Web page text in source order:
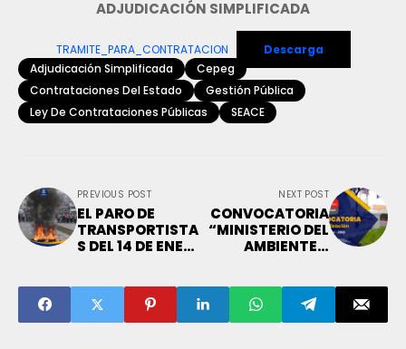
ADJUDICACIÓN SIMPLIFICADA
TRAMITE_PARA_CONTRATACION
Descarga
Adjudicación Simplificada
Cepeg
Contrataciones Del Estado
Gestión Pública
Ley De Contrataciones Públicas
SEACE
PREVIOUS POST
EL PARO DE
TRANSPORTISTA
S DEL 14 DE ENERO
CAUSAS,
DESARROLLO Y
EFECTOS EN LA
NEXT POST
CONVOCATORIA
“MINISTERIO DEL
AMBIENTE –